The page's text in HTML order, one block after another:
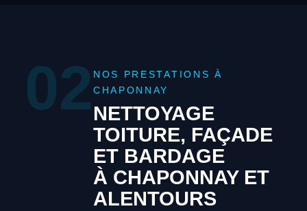
02 NOS PRESTATIONS À
CHAPONNAY
NETTOYAGE
TOITURE, FAÇADE
ET BARDAGE
À CHAPONNAY ET
ALENTOURS